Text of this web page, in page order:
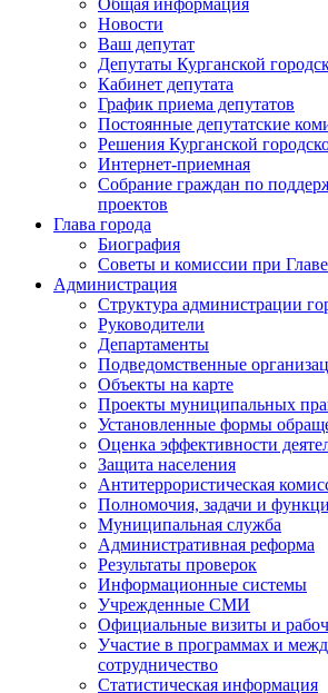
Общая информация
Новости
Ваш депутат
Депутаты Курганской
Кабинет депутата
График приема депутатов
Постоянные депутатские
Решения Курганской
Интернет-приемная
Собрание граждан по
проектов
Глава города
Биография
Советы и комиссии при Главе
Администрация
Структура администрации
Руководители
Департаменты
Подведомственные
Объекты на карте
Проекты муниципальных
Установленные формы
Оценка эффективности
Защита населения
Антитеррористическая
Полномочия, задачи и
Муниципальная служба
Административная реформа
Результаты проверок
Информационные системы
Учрежденные СМИ
Официальные визиты и
Участие в программах и
сотрудничество
Статистическая информация